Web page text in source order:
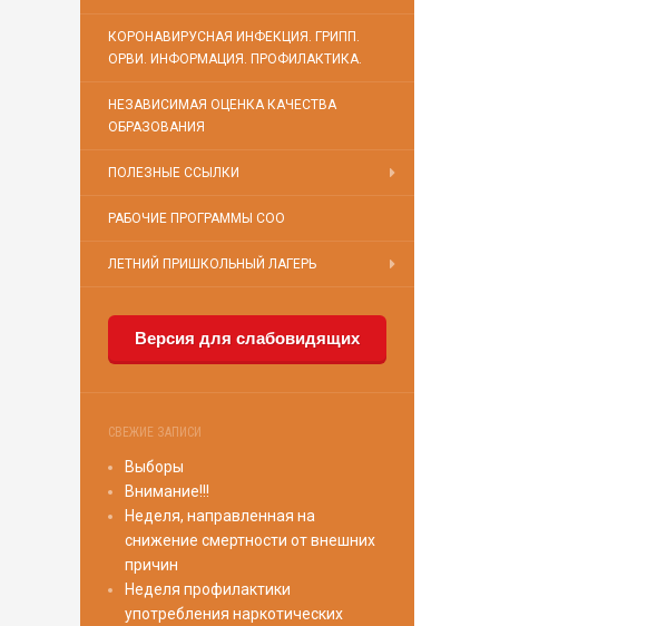
КОРОНАВИРУСНАЯ ИНФЕКЦИЯ. ГРИПП.
ОРВИ. ИНФОРМАЦИЯ. ПРОФИЛАКТИКА.
НЕЗАВИСИМАЯ ОЦЕНКА КАЧЕСТВА
ОБРАЗОВАНИЯ
ПОЛЕЗНЫЕ ССЫЛКИ
РАБОЧИЕ ПРОГРАММЫ СОО
ЛЕТНИЙ ПРИШКОЛЬНЫЙ ЛАГЕРЬ
Версия для слабовидящих
СВЕЖИЕ ЗАПИСИ
Выборы
Внимание!!!
Неделя, направленная на
снижение смертности от внешних
причин
Неделя профилактики
употребления наркотических